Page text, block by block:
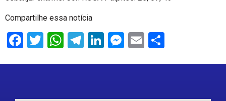
Compartilhe essa notícia
Facebook
Twitter
WhatsApp
Telegram
LinkedIn
Messenger
Email